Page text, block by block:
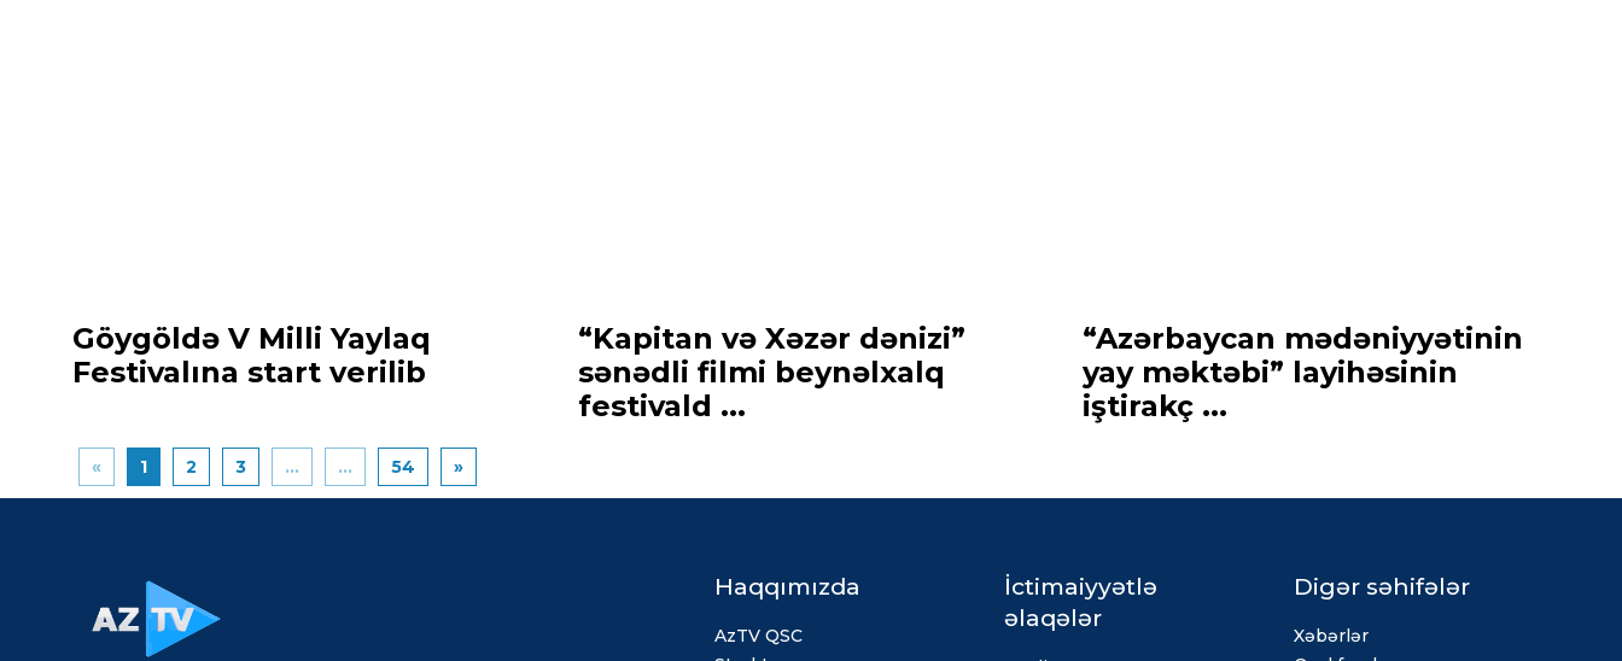
Göygöldə V Milli Yaylaq
Festivalına start verilib
“Kapitan və Xəzər dənizi”
sənədli filmi beynəlxalq
festivald ...
“Azərbaycan mədəniyyətinin
yay məktəbi” layihəsinin
iştirakç ...
« 1 2 3 ... ... 54 »
Haqqımızda
AzTV QSC
İctimaiyyətlə
əlaqələr
Digər səhifələr
Xəbərlər